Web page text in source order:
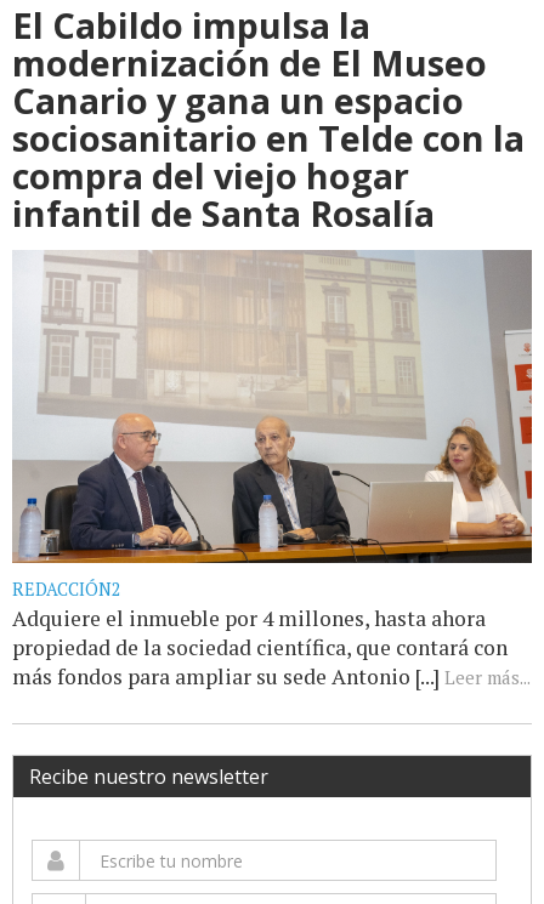
El Cabildo impulsa la
modernización de El Museo
Canario y gana un espacio
sociosanitario en Telde con la
compra del viejo hogar
infantil de Santa Rosalía
REDACCIÓN2
Adquiere el inmueble por 4 millones, hasta ahora
propiedad de la sociedad científica, que contará con
más fondos para ampliar su sede Antonio [...] Leer más...
Recibe nuestro newsletter